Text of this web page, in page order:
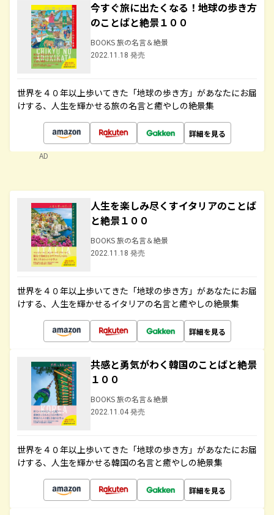
今すぐ旅に出たくなる！地球の歩き方
のことばと絶景１００
BOOKS 旅の名言＆絶景
2022.11.18 発売
世界を４０年以上歩いてきた「地球の歩き方」があなたにお届
けする、人生を輝かせる旅の名言と癒やしの絶景集
詳細を見る
AD
人生を楽しみ尽くすイタリアのことば
と絶景１００
BOOKS 旅の名言＆絶景
2022.11.18 発売
世界を４０年以上歩いてきた「地球の歩き方」があなたにお届
けする、人生を輝かせるイタリアの名言と癒やしの絶景集
詳細を見る
共感と勇気がわく韓国のことばと絶景
１００
BOOKS 旅の名言＆絶景
2022.11.04 発売
世界を４０年以上歩いてきた「地球の歩き方」があなたにお届
けする、人生を輝かせる韓国の名言と癒やしの絶景集
詳細を見る